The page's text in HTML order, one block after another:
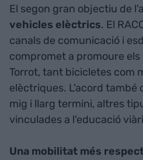
El segon gran objectiu de
vehicles elèctrics. El
canals de comunicació i
compromet a promoure
Torrot, tant bicicletes com
elèctriques. L'acord també
mig i llarg termini, altres
vinculades a l'educació
Una mobilitat més